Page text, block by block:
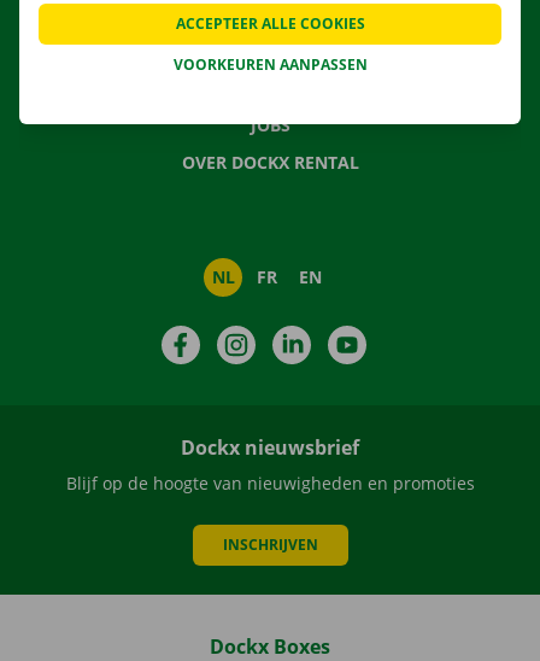
VEELGESTELDE VRAGEN
NIEUWS
JOBS
OVER DOCKX RENTAL
NL FR EN
FacebookInstagramLinkedIn
Dockx nieuwsbrief
Blijf op de hoogte van nieuwigheden en promoties
INSCHRIJVEN
Dockx Boxes
VOORKEUREN AANPASSEN
ACCEPTEER ALLE COOKIES